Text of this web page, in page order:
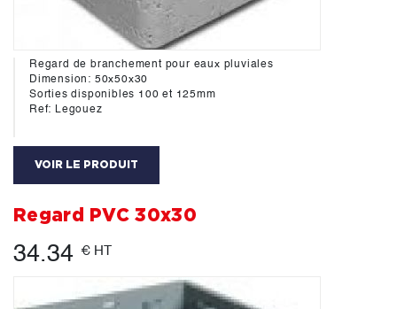
Regard de branchement pour eaux pluviales
Dimension: 50x50x30
Sorties disponibles 100 et 125mm
Ref: Legouez
VOIR LE PRODUIT
Regard PVC 30x30
34.34 € HT